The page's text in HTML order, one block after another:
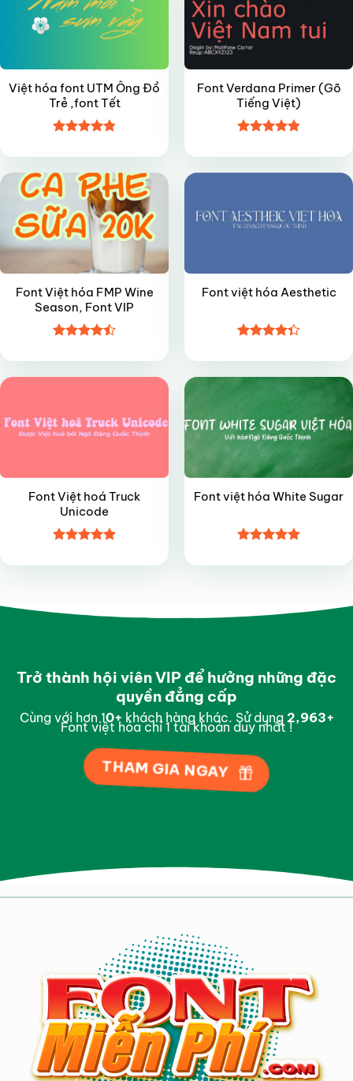
Việt hóa font UTM Ông Đồ
Trẻ ,font Tết
hạng4.85
Font Verdana Primer (Gõ
Tiếng Việt)
hạng4.85
Font Việt hóa FMP Wine
Season, Font VIP
hạng4.45
5 sao
Font việt hóa Aesthetic
hạng4.35
5 sao
Font Việt hoá Truck
Unicode
hạng4.95
Font việt hóa White Sugar
hạng4.95
Trở thành hội viên VIP để hưởng những đặc
quyền đẳng cấp
Cùng với hơn 10+ khách hàng khác. Sử dụng 2,997+
Font việt hóa chỉ 1 tài khoản duy nhất !
THAM GIA NGAY